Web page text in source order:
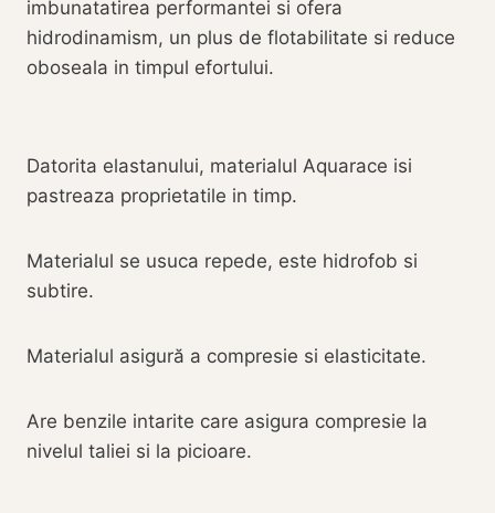
imbunatatirea performantei si ofera
hidrodinamism, un plus de flotabilitate si reduce
oboseala in timpul efortului.
Datorita elastanului, materialul Aquarace isi
pastreaza proprietatile in timp.
Materialul se usuca repede, este hidrofob si
subtire.
Materialul asigură a compresie si elasticitate.
Are benzile intarite care asigura compresie la
nivelul taliei si la picioare.